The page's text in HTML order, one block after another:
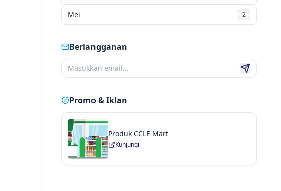
Mei 2
Berlangganan
Promo & Iklan
Produk CCLE Mart
Kunjungi